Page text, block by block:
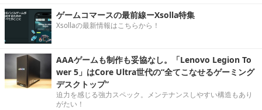
ゲームコマースの最前線ーXsolla特集
Xsollaの最新情報はこちらから！
AAAゲームも制作も妥協なし。「Lenovo Legion To
wer 5」はCore Ultra世代の“全てこなせるゲーミング
デスクトップ”
迫力を感じる強力スペック。メンテナンスしやすい構造もあり
がたい！